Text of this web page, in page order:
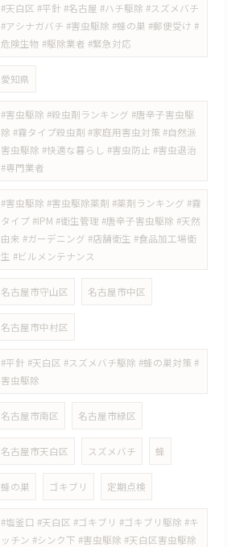
#天白区 #平針 #名古屋 #ハチ駆除 #スズメバチ
#アシナガバチ #害虫駆除 #蜂の巣 #郵便受け #
危険生物 #駆除業者 #緊急対応
愛知県
#害虫駆除 #殺虫剤ランキング #唐辛子害虫駆
除 #霧タイプ殺虫剤 #家庭用害虫対策 #自然派
害虫駆除 #快適な暮らし #害虫防止 #害虫退治
#専門業者
#害虫駆除 #害虫駆除薬剤 #薬剤ランキング #霧
タイプ #IPM #衛生管理 #唐辛子害虫駆除 #天然
由来 #ガーデニング #店舗衛生 #食品加工場衛
生 #ビルメンテナンス
名古屋市守山区 名古屋市中区
名古屋市中村区
#平針 #天白区 #スズメバチ駆除 #蜂の巣対策 #
害虫駆除
名古屋市南区 名古屋市緑区
名古屋市天白区 スズメバチ 蜂
蜂の巣 ゴキブリ 定期点検
#塩釜口 #天白区 #ゴキブリ #ゴキブリ駆除 #キ
ッチン #シンク下 #害虫駆除 #天白区害虫駆除